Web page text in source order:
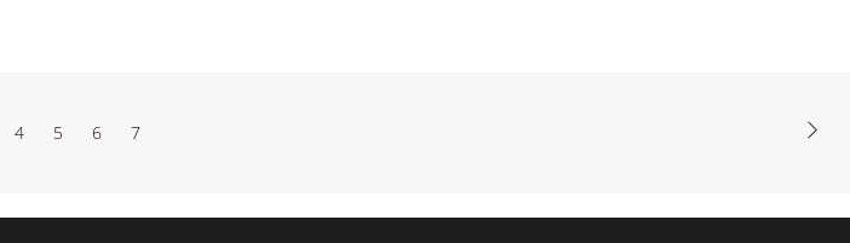
4 5 6 7